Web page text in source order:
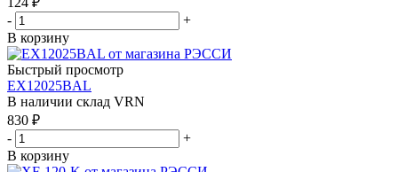
-
+
В корзину
Быстрый просмотр
EX12025BAL
В наличии склад VRN
830 ₽
-
+
В корзину